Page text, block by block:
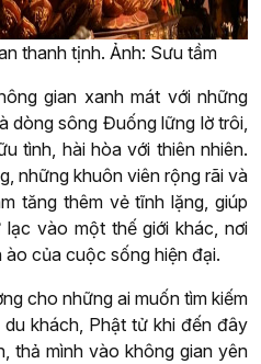
thanh tịnh. Ảnh: Sưu tầm
gian xanh mát với những
dòng sông Đuống lững lờ trôi,
tình, hài hòa với thiên nhiên.
những khuôn viên rộng rãi và
tăng thêm vẻ tĩnh lặng, giúp
vào một thế giới khác, nơi
của cuộc sống hiện đại.
cho những ai muốn tìm kiếm
khách, Phật tử khi đến đây
thả mình vào không gian yên